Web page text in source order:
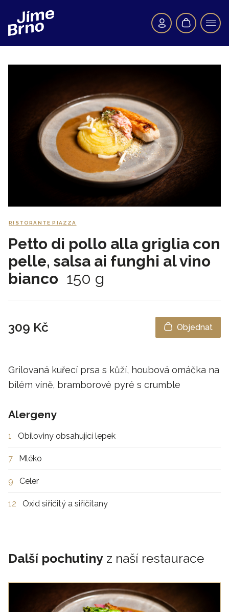
RISTORANTE PIAZZA
Petto di pollo alla griglia con
pelle, salsa ai funghi al vino
bianco 150 g
309 Kč Objednat
Grilovaná kuřecí prsa s kůží, houbová omáčka na
bílém víně, bramborové pyré s crumble
Alergeny
1 Obiloviny obsahující lepek
7 Mléko
9 Celer
12 Oxid siřičitý a siřičitany
Další pochutiny z naší restaurace